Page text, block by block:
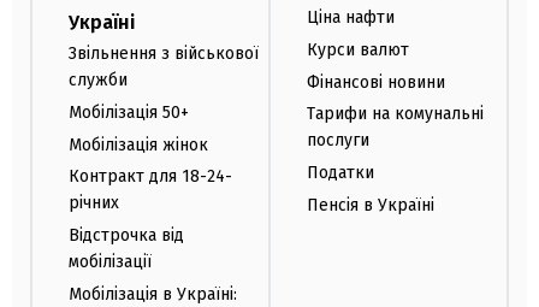
Україні
Звільнення з військової
служби
Мобілізація 50+
Мобілізація жінок
Контракт для 18-24-
річних
Відстрочка від
мобілізації
Мобілізація в Україні:
Ціна нафти
Курси валют
Фінансові новини
Тарифи на комунальні
послуги
Податки
Пенсія в Україні